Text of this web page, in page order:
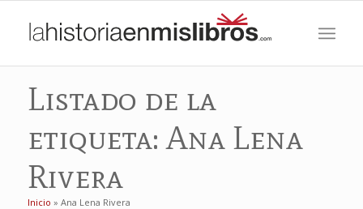
Listado de la
etiqueta: Ana Lena
Rivera
Inicio » Ana Lena Rivera